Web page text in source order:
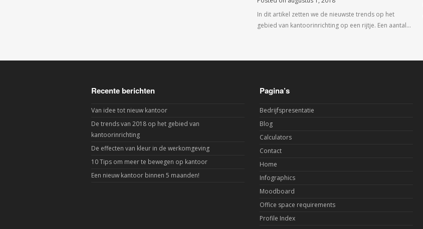
In dit artikel zetten we de nieuwste trends op het
gebied van kantoorinrichting op een rijtje. Een aantal…
Recente berichten
Van idee tot nieuw kantoor
De trends van 2018 op het gebied van
kantoorinrichting
De effecten van kleur in de werkomgeving
10 Tips om meer te bewegen op kantoor
Een nieuw kantoor binnen 5 maanden!
Pagina’s
Bedrijfspresentatie
Blog
Calculators
Contact
Home
Infographics
Moodboard
Office space requirements
Profile Index